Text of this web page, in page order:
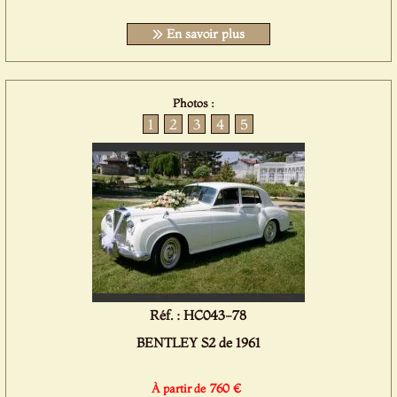
En savoir plus
Photos :
1 2 3 4 5
Réf. : HC043-78
BENTLEY S2 de 1961
À partir de 760 €